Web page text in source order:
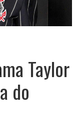
Taylor
do